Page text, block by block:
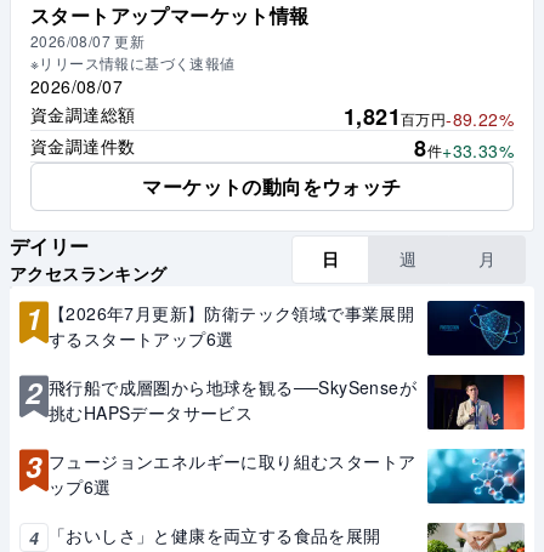
スタートアップマーケット情報
2026/08/07 更新
※リリース情報に基づく速報値
2026/08/07
資金調達総額
1,821百万円-89.22%
資金調達件数
8件+33.33%
マーケットの動向をウォッチ
デイリー
アクセスランキング
日 週 月
1
【2026年7月更新】防衛テック領域で事業展開
するスタートアップ6選
2 飛行船で成層圏から地球を観る──SkySenseが
挑むHAPSデータサービス
3 フュージョンエネルギーに取り組むスタートア
ップ6選
4
「おいしさ」と健康を両立する食品を展開